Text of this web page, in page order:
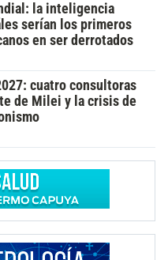
la inteligencia
serían los primeros
en ser derrotados
cuatro consultoras
de Milei y la crisis de